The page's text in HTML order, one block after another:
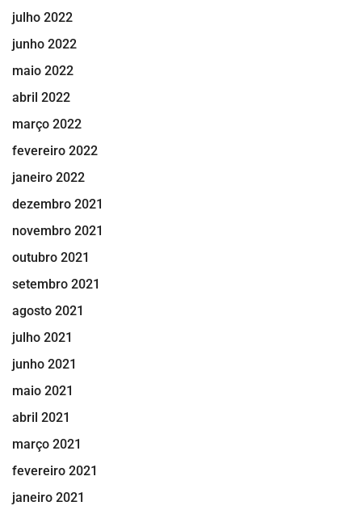
julho 2022
junho 2022
maio 2022
abril 2022
março 2022
fevereiro 2022
janeiro 2022
dezembro 2021
novembro 2021
outubro 2021
setembro 2021
agosto 2021
julho 2021
junho 2021
maio 2021
abril 2021
março 2021
fevereiro 2021
janeiro 2021